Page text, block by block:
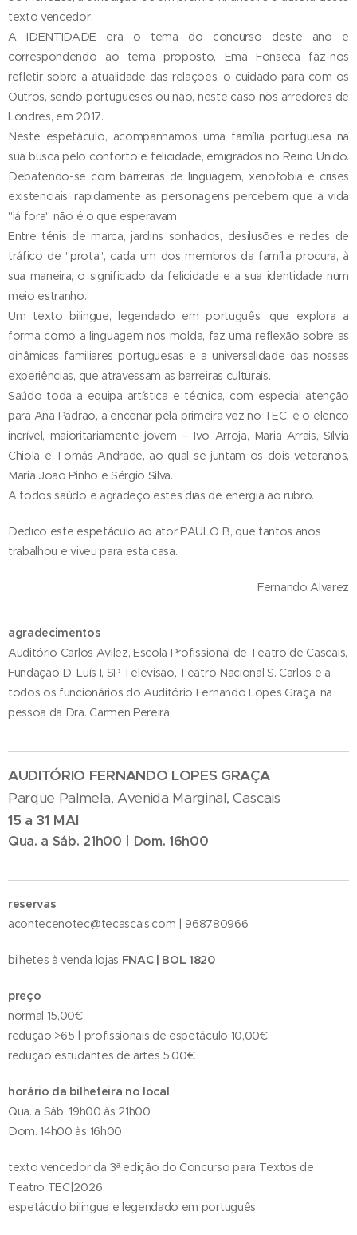
texto vencedor.
A IDENTIDADE era o tema do concurso deste ano e
correspondendo ao tema proposto, Ema Fonseca faz-nos
refletir sobre a atualidade das relações, o cuidado para com os
Outros, sendo portugueses ou não, neste caso nos arredores de
Londres, em 2017.
Neste espetáculo, acompanhamos uma família portuguesa na
sua busca pelo conforto e felicidade, emigrados no Reino Unido.
Debatendo-se com barreiras de linguagem, xenofobia e crises
existenciais, rapidamente as personagens percebem que a vida
"lá fora" não é o que esperavam.
Entre ténis de marca, jardins sonhados, desilusões e redes de
tráfico de "prota", cada um dos membros da família procura, à
sua maneira, o significado da felicidade e a sua identidade num
meio estranho.
Um texto bilingue, legendado em português, que explora a
forma como a linguagem nos molda, faz uma reflexão sobre as
dinâmicas familiares portuguesas e a universalidade das nossas
experiências, que atravessam as barreiras culturais.
Saúdo toda a equipa artística e técnica, com especial atenção
para Ana Padrão, a encenar pela primeira vez no TEC, e o elenco
incrível, maioritariamente jovem – Ivo Arroja, Maria Arrais, Sílvia
Chiola e Tomás Andrade, ao qual se juntam os dois veteranos,
Maria João Pinho e Sérgio Silva.
A todos saúdo e agradeço estes dias de energia ao rubro.
Dedico este espetáculo ao ator PAULO B, que tantos anos
trabalhou e viveu para esta casa.
Fernando Alvarez
agradecimentos
Auditório Carlos Avilez, Escola Profissional de Teatro de Cascais,
Fundação D. Luís I, SP Televisão, Teatro Nacional S. Carlos e a
todos os funcionários do Auditório Fernando Lopes Graça, na
pessoa da Dra. Carmen Pereira.
AUDITÓRIO FERNANDO LOPES GRAÇA
Parque Palmela, Avenida Marginal, Cascais
15 a 31 MAI
Qua. a Sáb. 21h00 | Dom. 16h00
reservas
acontecenotec@tecascais.com | 968780966
bilhetes à venda lojas FNAC | BOL 1820
preço
normal 15,00€
redução >65 | profissionais de espetáculo 10,00€
redução estudantes de artes 5,00€
horário da bilheteira no local
Qua. a Sáb. 19h00 às 21h00
Dom. 14h00 às 16h00
texto vencedor da 3ª edição do Concurso para Textos de
Teatro TEC|2026
espetáculo bilingue e legendado em português